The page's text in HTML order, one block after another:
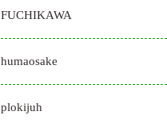
FUCHIKAWA
humaosake
plokijuh